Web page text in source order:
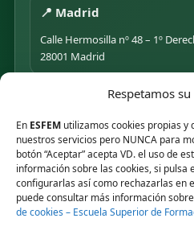
Respetamos
En ESFEM utilizamos cookies propias
nuestros servicios pero NUNCA para
botón “Aceptar” acepta VD. el uso de
información sobre las cookies, si pulsa
configurarlas así como rechazarlas en
puede consultar más información
de cookies – Escuela Superior de
📍 Madrid
Calle Hermosilla nº 48 – 1º
28001 Madrid
📍 PUNTO DE MEDIACIÓN
Rua Progreso Nº 155 –
32003 Ourense
Tel. 639 44 55 73 ·647 500 435
Tel.945 492 491
Email info@esfem.net